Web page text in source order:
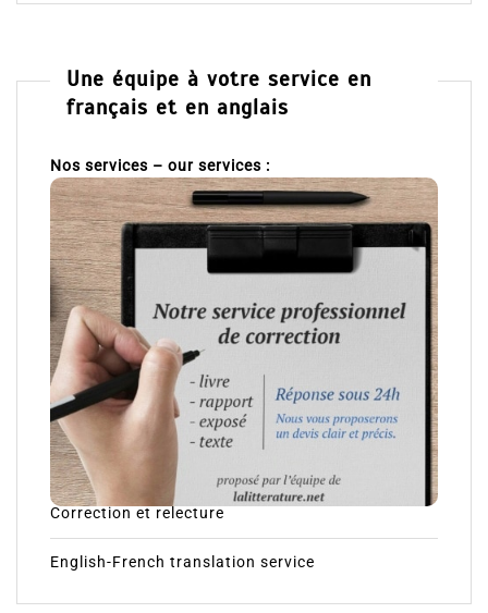
Une équipe à votre service en
français et en anglais
Nos services – our services :
Correction et relecture
English-French translation service